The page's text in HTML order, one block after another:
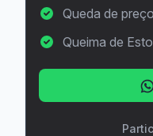
Queda de
Queima de